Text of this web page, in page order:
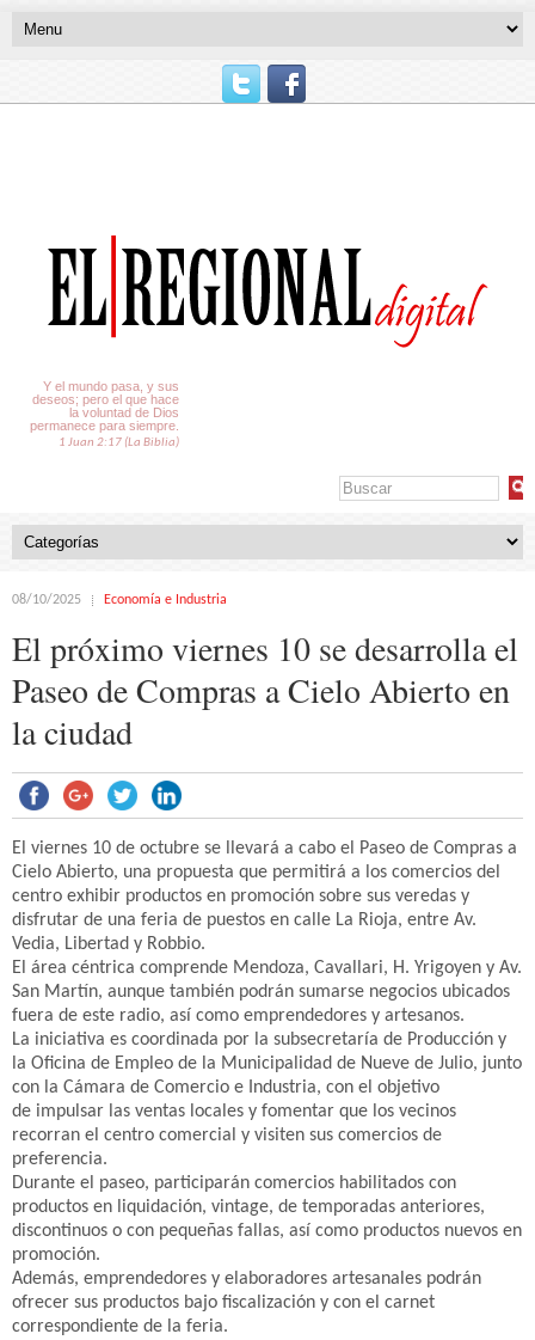
Y el mundo pasa, y sus
deseos; pero el que hace
la voluntad de Dios
permanece para siempre.
1 Juan 2:17 (La Biblia)
08/10/2025 Economía e Industria
El próximo viernes 10 se desarrolla el
Paseo de Compras a Cielo Abierto en
la ciudad
El viernes 10 de octubre se llevará a cabo el Paseo de Compras a
Cielo Abierto, una propuesta que permitirá a los comercios del
centro exhibir productos en promoción sobre sus veredas y
disfrutar de una feria de puestos en calle La Rioja, entre Av.
Vedia, Libertad y Robbio.
El área céntrica comprende Mendoza, Cavallari, H. Yrigoyen y Av.
San Martín, aunque también podrán sumarse negocios ubicados
fuera de este radio, así como emprendedores y artesanos.
La iniciativa es coordinada por la subsecretaría de Producción y
la Oficina de Empleo de la Municipalidad de Nueve de Julio, junto
con la Cámara de Comercio e Industria, con el objetivo
de impulsar las ventas locales y fomentar que los vecinos
recorran el centro comercial y visiten sus comercios de
preferencia.
Durante el paseo, participarán comercios habilitados con
productos en liquidación, vintage, de temporadas anteriores,
discontinuos o con pequeñas fallas, así como productos nuevos en
promoción.
Además, emprendedores y elaboradores artesanales podrán
ofrecer sus productos bajo fiscalización y con el carnet
correspondiente de la feria.